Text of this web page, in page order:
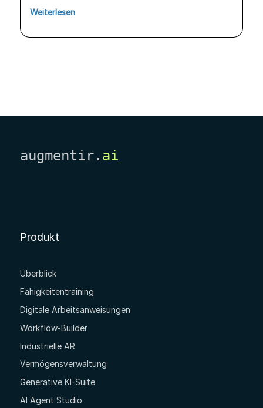
Weiterlesen
augmentir. ai
Produkt
Überblick
Fähigkeitentraining
Digitale Arbeitsanweisungen
Workflow-Builder
Industrielle AR
Vermögensverwaltung
Generative KI-Suite
AI Agent Studio